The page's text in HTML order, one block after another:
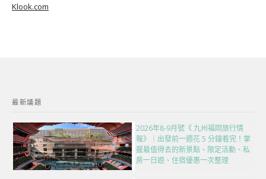
Klook.com
最新議題
2026年8-9月號《 九州福岡旅行情
報》｜出發前一週花 5 分鐘看完！掌
握最值得去的新景點、限定活動、私
房一日遊、住宿優惠一次整理